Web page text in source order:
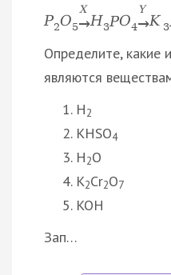
P2O5
X
→Н3PO4
Y
→K 3
Определите, какие
являются
H2
KHSO4
H2O
K2Cr2O7
KOH
Зап…